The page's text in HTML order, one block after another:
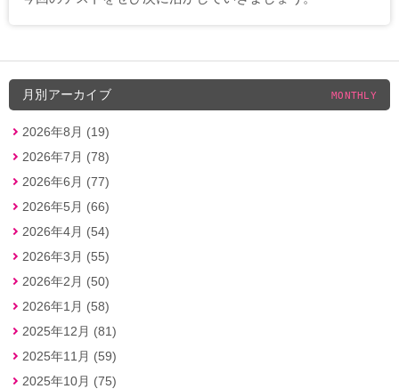
月別アーカイブ MONTHLY
2026年8月 (19)
2026年7月 (78)
2026年6月 (77)
2026年5月 (66)
2026年4月 (54)
2026年3月 (55)
2026年2月 (50)
2026年1月 (58)
2025年12月 (81)
2025年11月 (59)
2025年10月 (75)